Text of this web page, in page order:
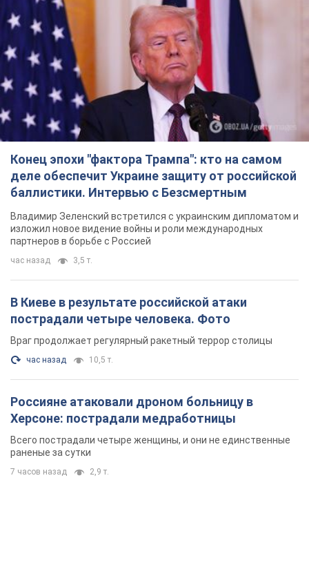
Конец эпохи "фактора Трампа": кто на самом
деле обеспечит Украине защиту от российской
баллистики. Интервью с Безсмертным
Владимир Зеленский встретился с украинским дипломатом и
изложил новое видение войны и роли международных
партнеров в борьбе с Россией
час назад 3,5 т.
В Киеве в результате российской атаки
пострадали четыре человека. Фото
Враг продолжает регулярный ракетный террор столицы
час назад 10,5 т.
Россияне атаковали дроном больницу в
Херсоне: пострадали медработницы
Всего пострадали четыре женщины, и они не единственные
раненые за сутки
7 часов назад 2,9 т.